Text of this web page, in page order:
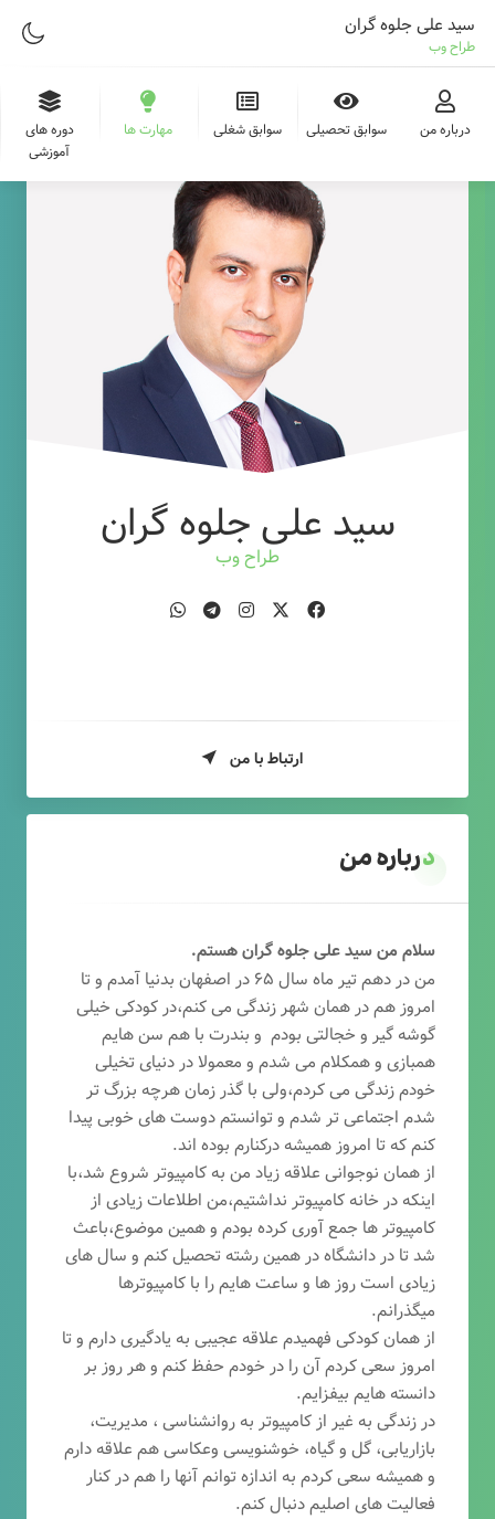
سید علی جلوه گران
طراح وب
درباره من سوابق تحصیلی سوابق شغلی مهارت ها
دوره های
آموزشی
سید علی جلوه گران
طراح وب
ارتباط با من
درباره من
سلام من سید علی جلوه گران هستم.
من در دهم تیر ماه سال ۶۵ در اصفهان بدنیا آمدم و تا
امروز هم در همان شهر زندگی می کنم،در کودکی خیلی
گوشه گیر و خجالتی بودم و بندرت با هم سن هایم
همبازی و همکلام می شدم و معمولا در دنیای تخیلی
خودم زندگی می کردم،ولی با گذر زمان هرچه بزرگ تر
شدم اجتماعی تر شدم و توانستم دوست های خوبی پیدا
کنم که تا امروز همیشه درکنارم بوده اند.
از همان نوجوانی علاقه زیاد من به کامپیوتر شروع شد،با
اینکه در خانه کامپیوتر نداشتیم،من اطلاعات زیادی از
کامپیوتر ها جمع آوری کرده بودم و همین موضوع،باعث
شد تا در دانشگاه در همین رشته تحصیل کنم و سال های
زیادی است روز ها و ساعت هایم را با کامپیوترها
میگذرانم.
از همان کودکی فهمیدم علاقه عجیبی به یادگیری دارم و تا
امروز سعی کردم آن را در خودم حفظ کنم و هر روز بر
دانسته هایم بیفزایم.
در زندگی به غیر از کامپیوتر به روانشناسی ، مدیریت،
بازاریابی، گل و گیاه، خوشنویسی وعکاسی هم علاقه دارم
و همیشه سعی کردم به اندازه توانم آنها را هم در کنار
فعالیت های اصلیم دنبال کنم.